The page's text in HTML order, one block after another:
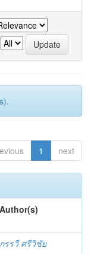
1 next
Author(s)
กรรวี ศรีวิชัย